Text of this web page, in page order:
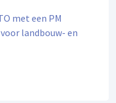
met een PM
landbouw- en